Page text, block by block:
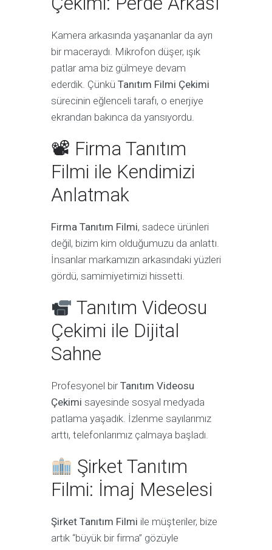
Kamera arkasında yaşananlar da ayrı
bir maceraydı. Mikrofon düşer, ışık
patlar ama biz gülmeye devam
ederdik. Çünkü Tanıtım Filmi Çekimi
sürecinin eğlenceli tarafı, o enerjiye
ekrandan bakınca da yansıyordu.
📽 Firma Tanıtım
Filmi ile Kendimizi
Anlatmak
Firma Tanıtım Filmi, sadece ürünleri
değil, bizim kim olduğumuzu da anlattı.
İnsanlar markamızın arkasındaki yüzleri
gördü, samimiyetimizi hissetti.
Tanıtım Videosu
Çekimi ile Dijital
Sahne
Profesyonel birTanıtım Videosu
Çekimi sayesinde sosyal medyada
patlama yaşadık. İzlenme sayılarımız
arttı, telefonlarımız çalmaya başladı.
Şirket Tanıtım
Filmi: İmaj Meselesi
Şirket Tanıtım Filmi ile müşteriler, bize
artık “büyük bir firma” gözüyle